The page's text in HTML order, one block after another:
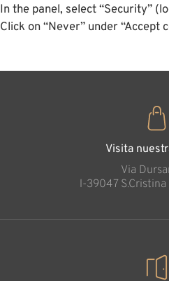
In the panel, select “Security”
Click on “Never” under “Accept
Visita
Via
l-39047 S.Cristina